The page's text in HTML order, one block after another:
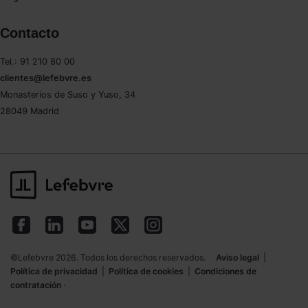
Contacto
Tel.: 91 210 80 00
clientes@lefebvre.es
Monasterios de Suso y Yuso, 34
28049 Madrid
©Lefebvre 2026. Todos los derechos reservados. Aviso legal
Política de privacidad
Política de cookies
Condiciones de
contratación ·